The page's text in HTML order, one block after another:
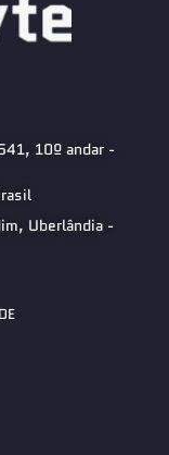
10º andar -
Uberlândia -